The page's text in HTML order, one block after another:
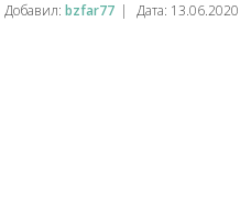
Добавил: bzfar77 | Дата: 13.06.2020